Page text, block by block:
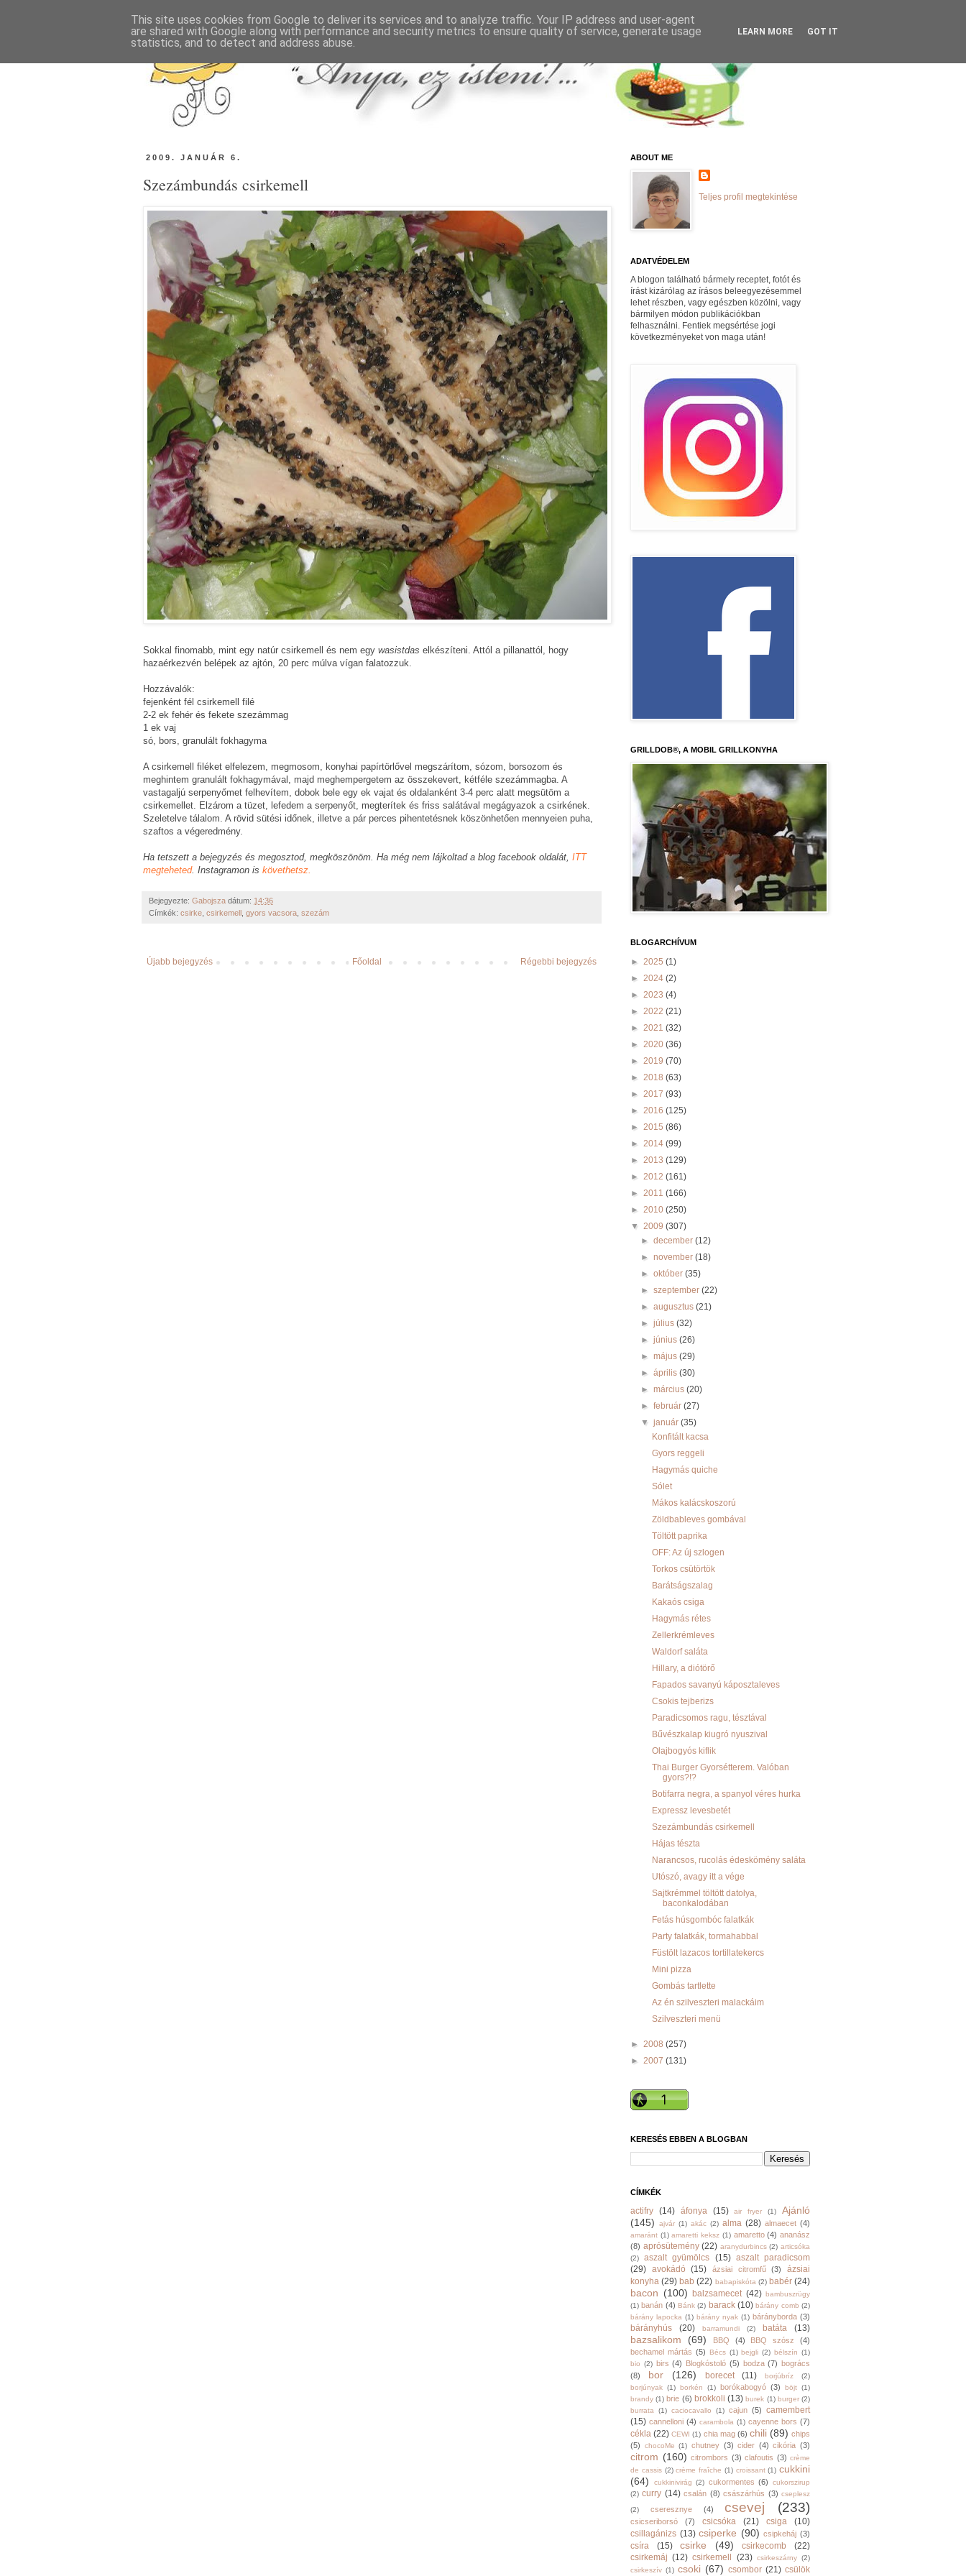
2009. JANUÁR 6.
Szezámbundás csirkemell
Sokkal finomabb, mint egy natúr csirkemell és nem egy wasistdas elkészíteni. Attól a pillanattól, hogy
hazaérkezvén belépek az ajtón, 20 perc múlva vígan falatozzuk.
Hozzávalók:
fejenként fél csirkemell filé
2-2 ek fehér és fekete szezámmag
1 ek vaj
só, bors, granulált fokhagyma
A csirkemell filéket elfelezem, megmosom, konyhai papírtörlővel megszárítom, sózom, borsozom és
meghintem granulált fokhagymával, majd meghempergetem az összekevert, kétféle szezámmagba. A
vastagaljú serpenyőmet felhevítem, dobok bele egy ek vajat és oldalanként 3-4 perc alatt megsütöm a
csirkemellet. Elzárom a tüzet, lefedem a serpenyőt, megterítek és friss salátával megágyazok a csirkének.
Szeletelve tálalom. A rövid sütési időnek, illetve a pár perces pihentetésnek köszönhetően mennyeien puha,
szaftos a végeredmény.
Ha tetszett a bejegyzés és megosztod, megköszönöm. Ha még nem lájkoltad a blog facebook oldalát, ITT
megteheted. Instagramon is követhetsz.
Bejegyezte: Gabojsza dátum: 14:36
Címkék: csirke csirkemell gyors vacsora szezám
Újabb bejegyzés Régebbi bejegyzés
Főoldal
ABOUT ME
Teljes profil megtekintése
ADATVÉDELEM
A blogon található bármely receptet, fotót és
írást kizárólag az írásos beleegyezésemmel
lehet részben, vagy egészben közölni, vagy
bármilyen módon publikációkban
felhasználni. Fentiek megsértése jogi
következményeket von maga után!
GRILLDOB®, A MOBIL GRILLKONYHA
BLOGARCHÍVUM
► 2025 (1)
► 2024 (2)
► 2023 (4)
► 2022 (21)
► 2021 (32)
► 2020 (36)
► 2019 (70)
► 2018 (63)
► 2017 (93)
► 2016 (125)
► 2015 (86)
► 2014 (99)
► 2013 (129)
► 2012 (161)
► 2011 (166)
► 2010 (250)
▼ 2009 (307)
►december(12)
►november(18)
►október(35)
►szeptember(22)
►augusztus(21)
►július(32)
►június(26)
►május(29)
►április(30)
►március(20)
►február(27)
▼január(35)
Konfitált kacsa
Gyors reggeli
Hagymás quiche
Sólet
Mákos kalácskoszorú
Zöldbableves gombával
Töltött paprika
OFF: Az új szlogen
Torkos csütörtök
Barátságszalag
Kakaós csiga
Hagymás rétes
Zellerkrémleves
Waldorf saláta
Hillary, a diótörő
Fapados savanyú káposztaleves
Csokis tejberizs
Paradicsomos ragu, tésztával
Bűvészkalap kiugró nyuszival
Olajbogyós kiflik
Thai Burger Gyorsétterem. Valóban
gyors?!?
Botifarra negra, a spanyol véres hurka
Expressz levesbetét
Szezámbundás csirkemell
Hájas tészta
Narancsos, rucolás édeskömény saláta
Utószó, avagy itt a vége
Sajtkrémmel töltött datolya,
baconkalodában
Fetás húsgombóc falatkák
Party falatkák, tormahabbal
Füstölt lazacos tortillatekercs
Mini pizza
Gombás tartlette
Az én szilveszteri malackáim
Szilveszteri menü
► 2008 (257)
► 2007 (131)
KERESÉS EBBEN A BLOGBAN
CÍMKÉK
actifry (14) áfonya (15) air fryer (1)
Ajánló
(145)
ajvár (1) akác (2) alma (28) almaecet (4)
amaránt (1) amaretti keksz (1) amaretto (4) ananász
(8) aprósütemény (22) aranydurbincs (2) articsóka
(2)
aszalt gyümölcs (15) aszalt paradicsom
(29) avokádó (15) ázsiai citromfű (3)
ázsiai
konyha (29) bab (22) babapiskóta (2) babér (24)
bacon (100) balzsamecet (42) bambuszrügy
(1) banán (4) Bánk (2) barack (10) bárány comb (2)
bárány lapocka (1) bárány nyak (1) bárányborda (3)
bárányhús (20) barramundi (2) batáta (13)
bazsalikom (69) BBQ (4) BBQ szósz
(4)
bechamel mártás (5) Bécs (1) bejgli (2) bélszín (1)
bio (2) birs (4) Blogkóstoló (5) bodza (7) bogrács
(8)
bor (126) borecet (11) borjúbríz
(2)
borjúnyak (1) borkén (1) borókabogyó (3) böjt (1)
brandy (1) brie (6) brokkoli (13) burek (1) burger (2)
burrata
(1) caciocavallo (1) cajun (5) camembert
(15) cannelloni (4) carambola (1) cayenne bors (7)
cékla (22) CEWI (1) chia mag (6) chili (89) chips
(5)
chocoMe (1) chutney (3) cider (4) cikória (3)
citrom (160) citrombors (3) clafoutis (3) crème
de cassis (2) crème fraîche (1) croissant (1) cukkini
(64)
cukkinivirág (2) cukormentes (6)
cukorszirup
(2) curry (14) csalán (8) császárhús (3) cseplesz
(2)
cseresznye (4) csevej (233)
csicseriborsó (7) csicsóka (21) csiga
(10)
csillagánizs (13) csiperke (90) csipkeháj (3)
csíra (15) csirke (49) csirkecomb
(22)
csirkemáj (12) csirkemell (23) csirkeszárny (2)
csirkeszív (1) csoki (67) csombor (21) csülök
This site uses cookies from Google to deliver its services and to analyze traffic. Your IP address and user-agent
are shared with Google along with performance and security metrics to ensure quality of service, generate usage
statistics, and to detect and address abuse.
LEARN MORE GOT IT